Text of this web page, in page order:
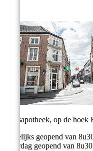
Stadsapotheek, op de
Dagelijks geopend van
Zaterdag geopend van